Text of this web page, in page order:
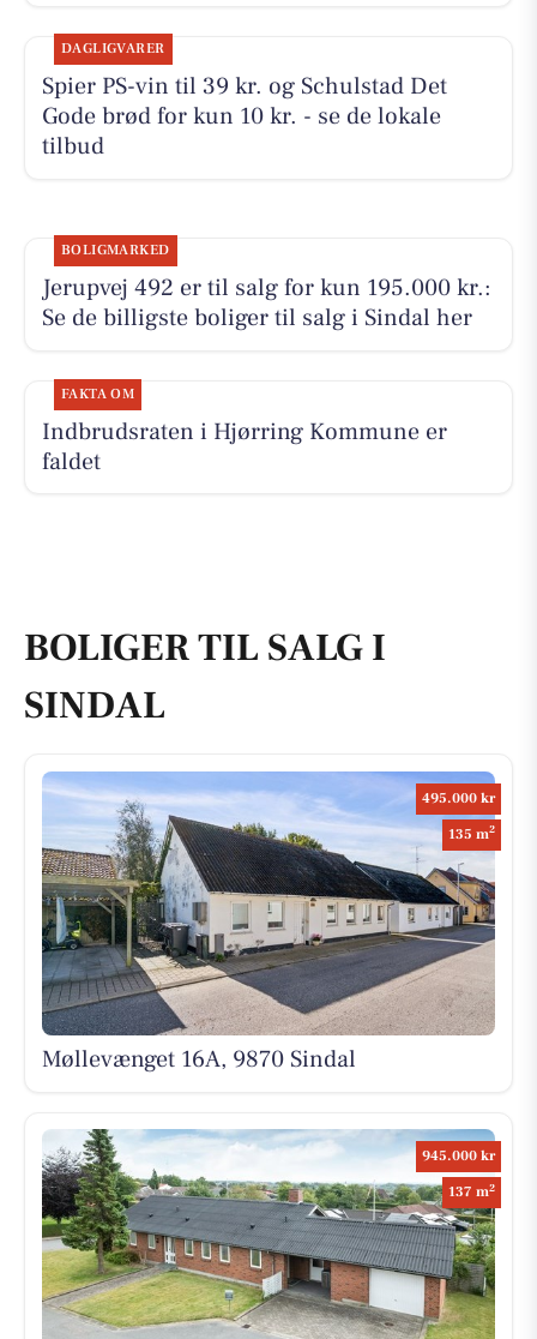
DAGLIGVARER
Spier PS-vin til 39 kr. og Schulstad Det
Gode brød for kun 10 kr. - se de lokale
tilbud
BOLIGMARKED
Jerupvej 492 er til salg for kun 195.000 kr.:
Se de billigste boliger til salg i Sindal her
FAKTA OM
Indbrudsraten i Hjørring Kommune er
faldet
BOLIGER TIL SALG I
SINDAL
495.000 kr
135 m2
Møllevænget 16A, 9870 Sindal
945.000 kr
137 m2